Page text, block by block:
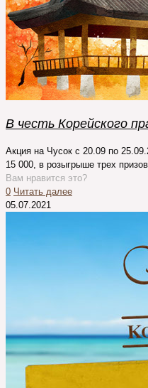
В честь Корейского
Акция на Чусок с 20.09 по
15 000, в розыгрыше трех
Вам нравится это?
0 Читать далее
05.07.2021